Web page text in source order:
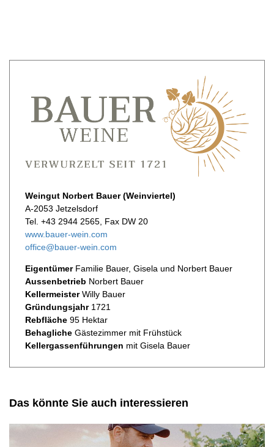
Weingut Norbert Bauer (Weinviertel)
A-2053 Jetzelsdorf
Tel. +43 2944 2565, Fax DW 20
www.bauer-wein.com
office@bauer-wein.com
Eigentümer Familie Bauer, Gisela und Norbert Bauer
Aussenbetrieb Norbert Bauer
KellermeisterWilly Bauer
Gründungsjahr 1721
Rebfläche 95 Hektar
Behagliche Gästezimmer mit Frühstück
Kellergassenführungen mit Gisela Bauer
Das könnte Sie auch interessieren